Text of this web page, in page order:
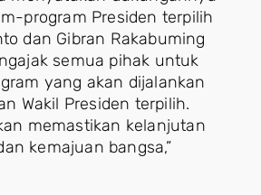
program Presiden terpilih
dan Gibran Rakabuming
semua pihak untuk
yang akan dijalankan
Wakil Presiden terpilih.
memastikan kelanjutan
kemajuan bangsa,”